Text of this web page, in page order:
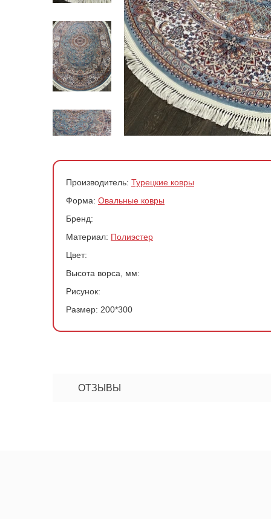
По цене
Производитель: Турецкие ковры
Форма: Овальные ковры
Бренд:
Материал: Полиэстер
Цвет:
Высота ворса, мм:
Рисунок:
Размер: 200*300
ОТЗЫВЫ